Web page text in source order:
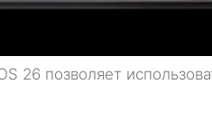
позволяет